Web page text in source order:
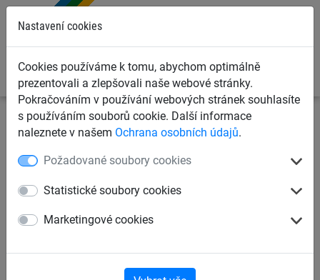
Nastavení cookies
Cookies používáme k tomu, abychom optimálně
prezentovali a zlepšovali naše webové stránky.
Pokračováním v používání webových stránek souhlasíte
s používáním souborů cookie. Další informace
naleznete v našem Ochrana osobních údajů.
Požadované soubory cookies
Statistické soubory cookies
Marketingové cookies
Dětská lanová hřiště Lanové hrací prvky dle věku
Gummi Jumper